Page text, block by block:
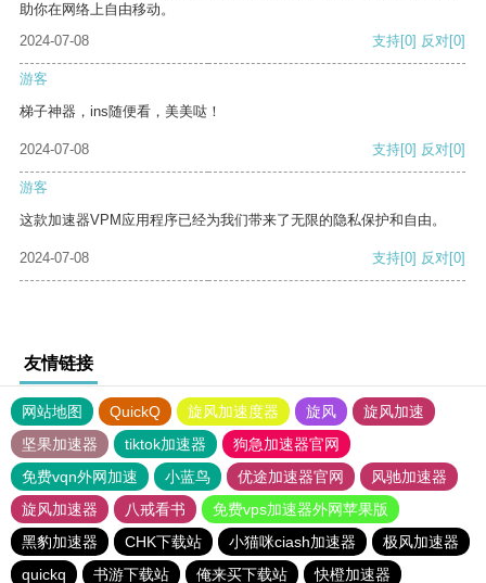
助你在网络上自由移动。
2024-07-08
支持[0] 反对[0]
游客
梯子神器，ins随便看，美美哒！
2024-07-08 支持[0] 反对[0]
游客
这款加速器VPM应用程序已经为我们带来了无限的隐私保护和自由。
2024-07-08 支持[0] 反对[0]
友情链接
网站地图 QuickQ 旋风加速度器 旋风
旋风加速
坚果加速器
tiktok加速器
狗急加速器官网
免费vqn外网加速
小蓝鸟 优途加速器官网
风驰加速器
旋风加速器
八戒看书
免费vps加速器外网苹果版
黑豹加速器
CHK下载站 小猫咪ciash加速器
极风加速器
quickq
书游下载站 俺来买下载站 快橙加速器